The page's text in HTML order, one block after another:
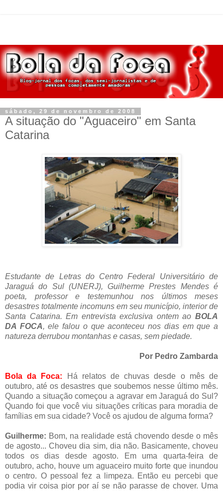
sábado, 29 de novembro de 2008
A situação do "Aguaceiro" em Santa
Catarina
Estudante de Letras do Centro Federal Universitário de
Jaraguá do Sul (UNERJ), Guilherme Prestes Mendes é
poeta, professor e testemunhou nos últimos meses
desastres totalmente incomuns em seu município, interior de
Santa Catarina. Em entrevista exclusiva ontem ao BOLA
DA FOCA, ele falou o que aconteceu nos dias em que a
natureza derrubou montanhas e casas, sem piedade.
Por Pedro Zambarda
Bola da Foca: Há relatos de chuvas desde o mês de
outubro, até os desastres que soubemos nesse último mês.
Quando a situação começou a agravar em Jaraguá do Sul?
Quando foi que você viu situações críticas para moradia de
famílias em sua cidade? Você os ajudou de alguma forma?
Guilherme: Bom, na realidade está chovendo desde o mês
de agosto... Choveu dia sim, dia não. Basicamente, choveu
todos os dias desde agosto. Em uma quarta-feira de
outubro, acho, houve um aguaceiro muito forte que inundou
o centro. O pessoal fez a limpeza. Então eu percebi que
podia vir coisa pior por aí se não parasse de chover. Uma